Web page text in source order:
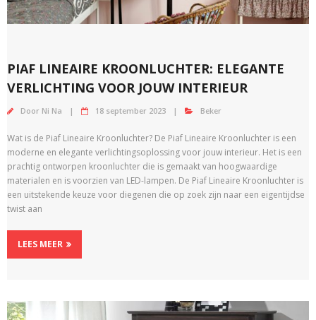
PIAF LINEAIRE KROONLUCHTER: ELEGANTE
VERLICHTING VOOR JOUW INTERIEUR
Door Ni Na 18 september 2023 Beker
Wat is de Piaf Lineaire Kroonluchter? De Piaf Lineaire Kroonluchter is een
moderne en elegante verlichtingsoplossing voor jouw interieur. Het is een
prachtig ontworpen kroonluchter die is gemaakt van hoogwaardige
materialen en is voorzien van LED-lampen. De Piaf Lineaire Kroonluchter is
een uitstekende keuze voor diegenen die op zoek zijn naar een eigentijdse
twist aan
LEES MEER